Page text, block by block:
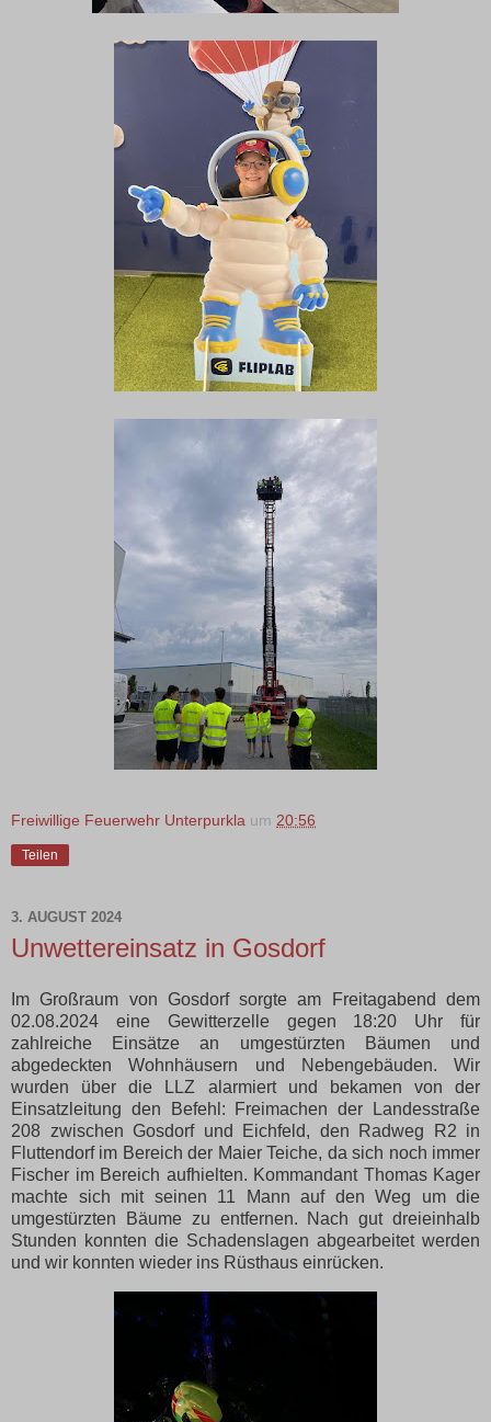
Freiwillige Feuerwehr Unterpurkla um 20:56
Teilen
3. AUGUST 2024
Unwettereinsatz in Gosdorf
Im Großraum von Gosdorf sorgte am Freitagabend dem
02.08.2024 eine Gewitterzelle gegen 18:20 Uhr für
zahlreiche Einsätze an umgestürzten Bäumen und
abgedeckten Wohnhäusern und Nebengebäuden. Wir
wurden über die LLZ alarmiert und bekamen von der
Einsatzleitung den Befehl: Freimachen der Landesstraße
208 zwischen Gosdorf und Eichfeld, den Radweg R2 in
Fluttendorf im Bereich der Maier Teiche, da sich noch immer
Fischer im Bereich aufhielten. Kommandant Thomas Kager
machte sich mit seinen 11 Mann auf den Weg um die
umgestürzten Bäume zu entfernen. Nach gut dreieinhalb
Stunden konnten die Schadenslagen abgearbeitet werden
und wir konnten wieder ins Rüsthaus einrücken.